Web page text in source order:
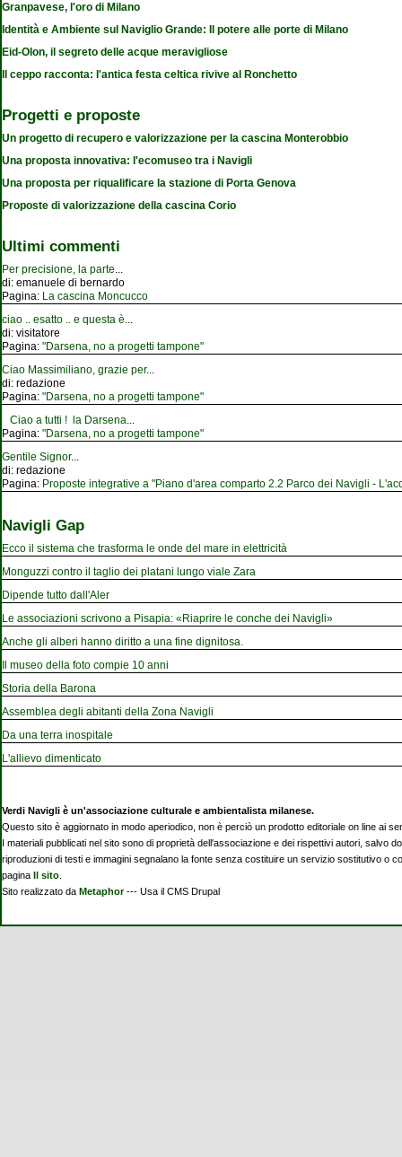
Granpavese, l'oro di Milano
Identità e Ambiente sul Naviglio Grande: Il potere alle porte di Milano
Eid-Olon, il segreto delle acque meravigliose
Il ceppo racconta: l'antica festa celtica rivive al Ronchetto
Progetti e proposte
Un progetto di recupero e valorizzazione per la cascina Monterobbio
Una proposta innovativa: l'ecomuseo tra i Navigli
Una proposta per riqualificare la stazione di Porta Genova
Proposte di valorizzazione della cascina Corio
Ultimi commenti
Per precisione, la parte...
di: emanuele di bernardo
Pagina: La cascina Moncucco
ciao .. esatto .. e questa è...
di: visitatore
Pagina: "Darsena, no a progetti tampone"
Ciao Massimiliano, grazie per...
di: redazione
Pagina: "Darsena, no a progetti tampone"
Ciao a tutti ! la Darsena...
Pagina: "Darsena, no a progetti tampone"
Gentile Signor...
di: redazione
Pagina: Proposte integrative a "Piano d'area comparto 2.2 Parco dei Navigli -
Navigli Gap
Ecco il sistema che trasforma le onde del mare in elettricità
Monguzzi contro il taglio dei platani lungo viale Zara
Dipende tutto dall'Aler
Le associazioni scrivono a Pisapia: «Riaprire le conche dei Navigli»
Anche gli alberi hanno diritto a una fine dignitosa.
Il museo della foto compie 10 anni
Storia della Barona
Assemblea degli abitanti della Zona Navigli
Da una terra inospitale
L'allievo dimenticato
Verdi Navigli è un'associazione culturale e ambientalista milanese.
Questo sito è aggiornato in modo aperiodico, non è perciò un prodotto editoriale on line ai
I materiali pubblicati nel sito sono di proprietà dell'associazione e dei rispettivi autori, salvo
riproduzioni di testi e immagini segnalano la fonte senza costituire un servizio sostitutivo o
pagina Il sito
Sito realizzato da Metaphor--- Usa il CMS Drupal